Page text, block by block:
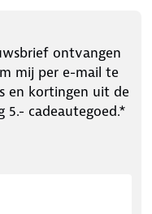
ontvangen
mij per e-mail te
en kortingen uit de
5.- cadeautegoed.*